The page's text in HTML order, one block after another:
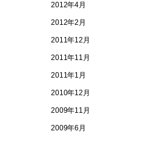
2012年4月
2012年2月
2011年12月
2011年11月
2011年1月
2010年12月
2009年11月
2009年6月